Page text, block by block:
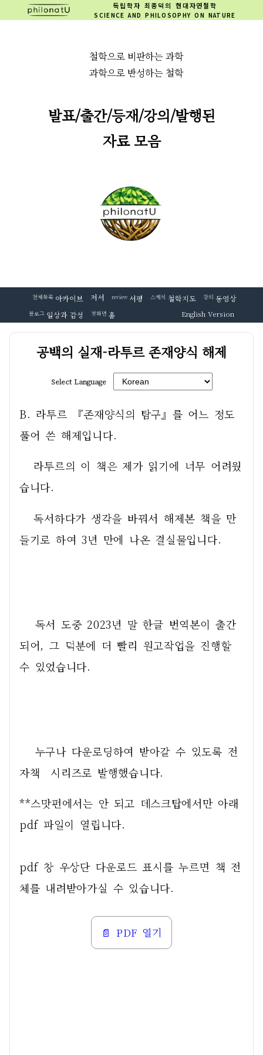
독립학자 최종덕의 현대자연철학
SCIENCE AND PHILOSOPHY ON NATURE
철학으로 비판하는 과학
과학으로 반성하는 철학
발표/출간/등재/강의/발행된
자료 모음
전체목록 아카이브 저서 review 서평 스케치 철학지도 강의 동영상
블로그 일상과 감성 첫화면 홈 English Version
공백의 실재-라투르 존재양식 해제
Select Language
B. 라투르 『존재양식의 탐구』를 어느 정도
풀어 쓴 해제입니다.
습니다.
   독서하다가 생각을 바꿔서 해제본 책을 만
들기로 하여 3년 만에 나온 결실물입니다.
되어, 그 덕분에 더 빨리 원고작업을 진행할
수 있었습니다.
자책  시리즈로 발행했습니다.
**스맛펀에서는 안 되고 데스크탑에서만 아래
pdf 파일이 열립니다.
pdf 창 우상단 다운로드 표시를 누르면 책 전
체를 내려받아가실 수 있습니다.
📄 PDF 열기